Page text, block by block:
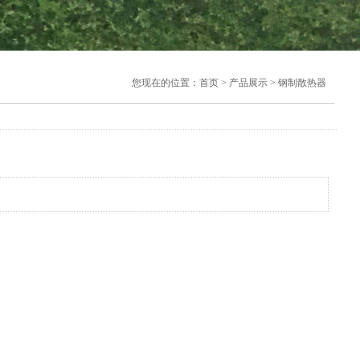
您现在的位置：首页 > 产品展示 > 钢制散热器